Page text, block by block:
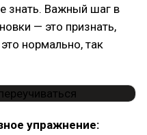
знать. Важный шаг в
— это признать,
нормально, так
упражнение: